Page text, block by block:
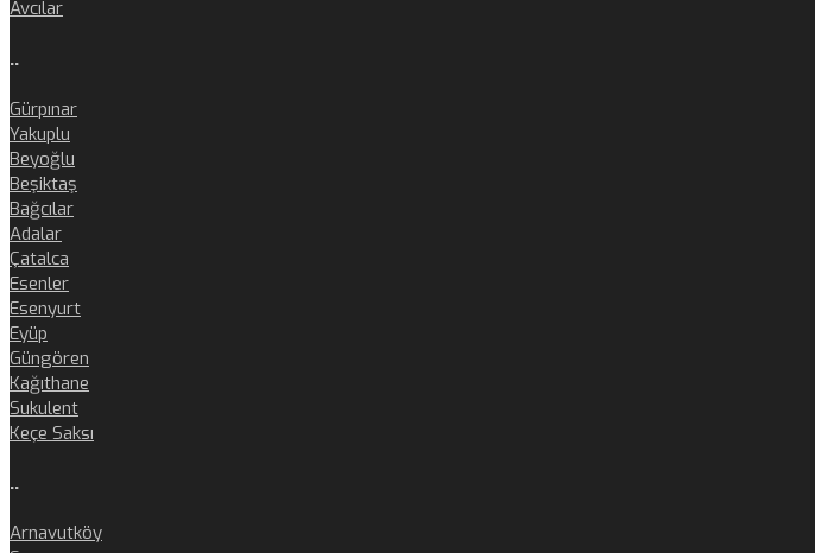
Avcılar
..
Gürpınar
Yakuplu
Beyoğlu
Beşiktaş
Bağcılar
Adalar
Çatalca
Esenler
Esenyurt
Eyüp
Güngören
Kağıthane
Sukulent
Keçe Saksı
..
Arnavutköy